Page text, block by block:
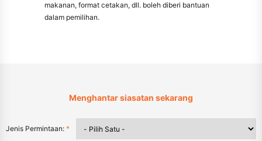
makanan, format cetakan, dll. boleh diberi bantuan
dalam pemilihan.
Menghantar siasatan sekarang
Jenis Permintaan: *